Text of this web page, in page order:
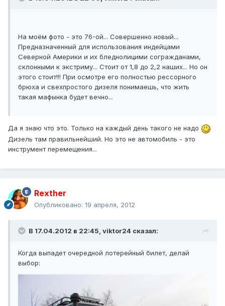
На моём фото - это 76-ой... Совершенно новый...
Предназначенный для использования индейцами
Северной Америки и их бледнолицими согражданами,
склонными к экстриму... Стоит от 1,8 до 2,2 наших... Но он
этого стоит!!! При осмотре его полностью рессорного
брюха и свехпростого дизеля понимаешь, что жить
такая мафынка будет вечно...
Да я знаю что это. Только на каждый день такого не надо
Дизель там правильнейший. Но это не автомобиль - это
инструмент перемещения...
Rexther
Опубликовано: 19 апреля, 2012
В 17.04.2012 в 22:45, viktor24 сказал:
Когда выпадет очередной лотерейный билет, делай
выбор: